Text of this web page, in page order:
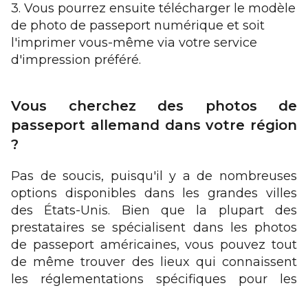
3. Vous pourrez ensuite télécharger le modèle
de photo de passeport numérique et soit
l'imprimer vous-même via votre service
d'impression préféré.
Vous cherchez des photos de
passeport allemand dans votre région
?
Pas de soucis, puisqu'il y a de nombreuses
options disponibles dans les grandes villes
des États-Unis. Bien que la plupart des
prestataires se spécialisent dans les photos
de passeport américaines, vous pouvez tout
de même trouver des lieux qui connaissent
les réglementations spécifiques pour les